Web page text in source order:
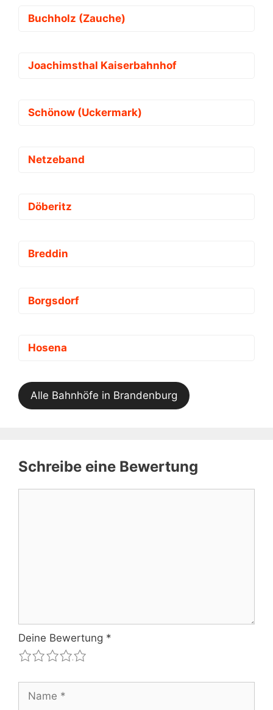
Buchholz (Zauche)
Joachimsthal Kaiserbahnhof
Schönow (Uckermark)
Netzeband
Döberitz
Breddin
Borgsdorf
Hosena
Alle Bahnhöfe in Brandenburg
Schreibe eine Bewertung
Deine Bewertung *
4
3
2
1